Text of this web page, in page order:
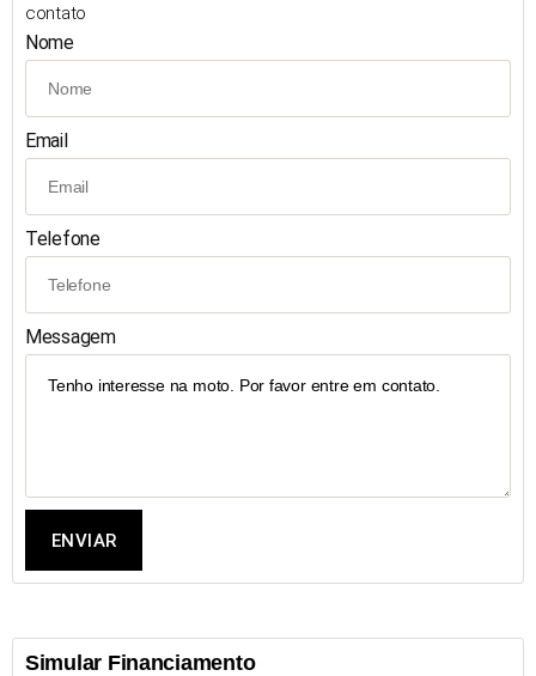
contato
Nome
Email
Telefone
Messagem
ENVIAR
Simular Financiamento